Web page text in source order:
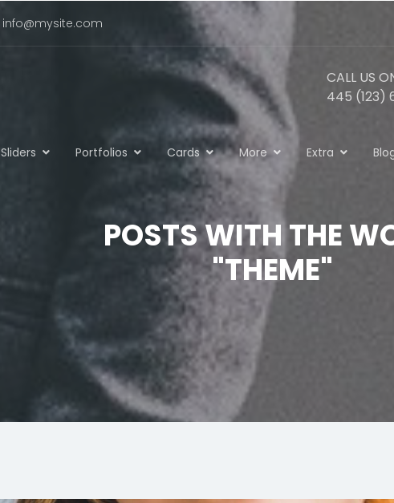
info@mysite.com
CALL US
445 (123)
Sliders Portfolios Cards More Extra
POSTS WITH THE
"THEME"